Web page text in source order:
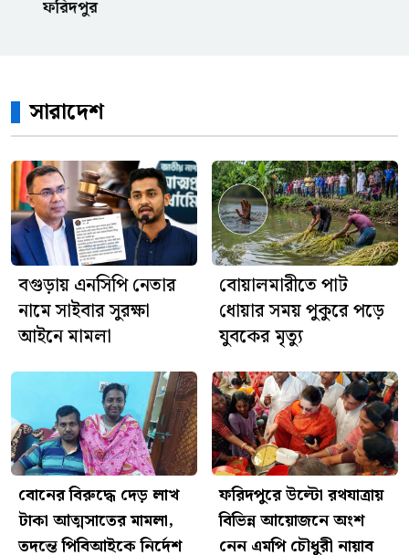
রেফারি ও ভিএআরের দুই সিদ্ধান্ত
ঘিরে বিতর্ক, মিসরের ক্ষোভ
আজ শ্রীশ্রী জগন্নাথদেবের
রথযাত্রা, ফরিদপুরে দিনব্যাপী নানা
আয়োজন
সারাদেশ
বগুড়ায় এনসিপি নেতার
নামে সাইবার সুরক্ষা
আইনে মামলা
বোয়ালমারীতে পাট
ধোয়ার সময় পুকুরে পড়ে
যুবকের মৃত্যু
বোনের বিরুদ্ধে দেড় লাখ
টাকা আত্মসাতের মামলা,
তদন্তে পিবিআইকে নির্দেশ
ফরিদপুরে উল্টো রথযাত্রায়
বিভিন্ন আয়োজনে অংশ
নেন এমপি চৌধুরী নায়াব